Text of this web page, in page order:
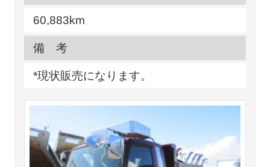
60,883km
備 考
*現状販売になります。